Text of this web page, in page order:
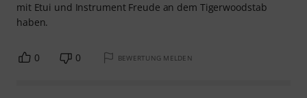
mit Etui und Instrument Freude an dem Tigerwoodstab
haben.
0 0 BEWERTUNG MELDEN